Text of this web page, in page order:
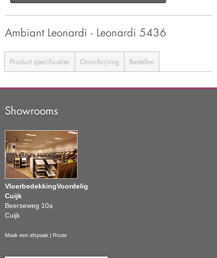
Ambiant Leonardi - Leonardi 5436
Product specificaties Omschrijving Bestellen
Showrooms
VloerbedekkingVoordelig
Cuijk
Beerseweg 10a
Cuijk
Maak een afspaak | Route